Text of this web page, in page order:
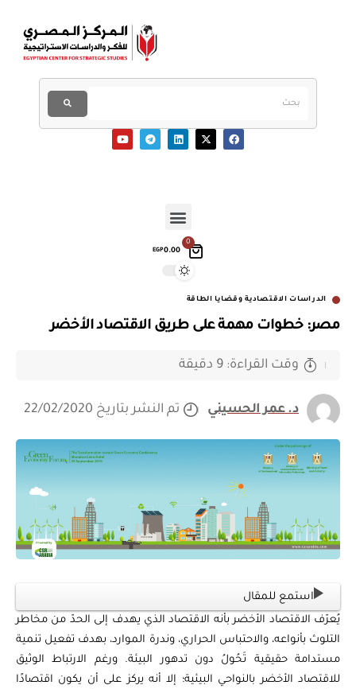
0
EGP0.00
الدراسات الاقتصادية وقضايا الطاقة
مصر: خطوات مهمة على طريق الاقتصاد الأخضر
د. عمر الحسيني تم النشر بتاريخ 22/02/2020
وقت القراءة: 9 دقيقة
استمع للمقال
يُعرّف الاقتصاد الأخضر بأنه الاقتصاد الذي يهدف إلى الحدّ من مخاطر
التلوث بأنواعه، والاحتباس الحراري، وندرة الموارد، بهدف تفعيل تنمية
مستدامة حقيقية تَحُولُ دون تدهور البيئة. ورغم الارتباط الوثيق
للاقتصاد الأخضر بالنواحي البيئية؛ إلا أنه يركز على أن يكون اقتصادًا